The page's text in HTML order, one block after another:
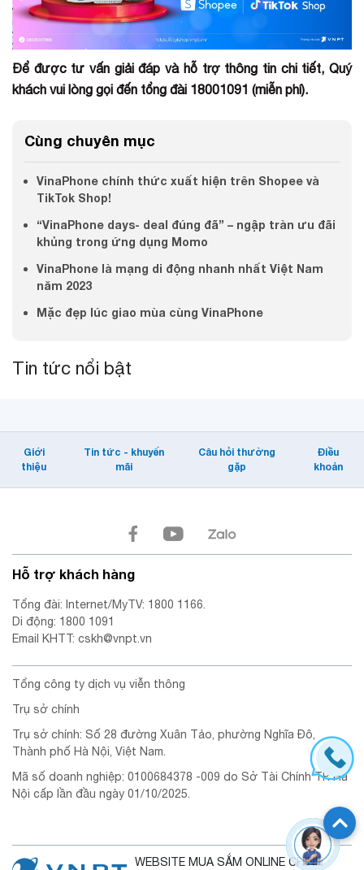
Để được tư vấn giải đáp và hỗ trợ thông tin chi tiết, Quý
khách vui lòng gọi đến tổng đài 18001091 (miễn phí).
Cùng chuyên mục
VinaPhone chính thức xuất hiện trên Shopee và
TikTok Shop!
“VinaPhone days- deal đúng đã” – ngập tràn ưu đãi
khủng trong ứng dụng Momo
VinaPhone là mạng di động nhanh nhất Việt Nam
năm 2023
Mặc đẹp lúc giao mùa cùng VinaPhone
Tin tức nổi bật
Giới
thiệu
Tin tức - khuyến
mãi
Câu hỏi thường
gặp
Điều
khoản
Hỗ trợ khách hàng
Tổng đài: Internet/MyTV: 1800 1166.
Di động: 1800 1091
Email KHTT: cskh@vnpt.vn
Tổng công ty dịch vụ viễn thông
Trụ sở chính
Trụ sở chính: Số 28 đường Xuân Tảo, phường Nghĩa Đô,
Thành phố Hà Nội, Việt Nam.
Mã số doanh nghiệp: 0100684378 -009 do Sở Tài Chính TP. Hà
Nội cấp lần đầu ngày 01/10/2025.
WEBSITE MUA SẮM ONLINE CHÍNH